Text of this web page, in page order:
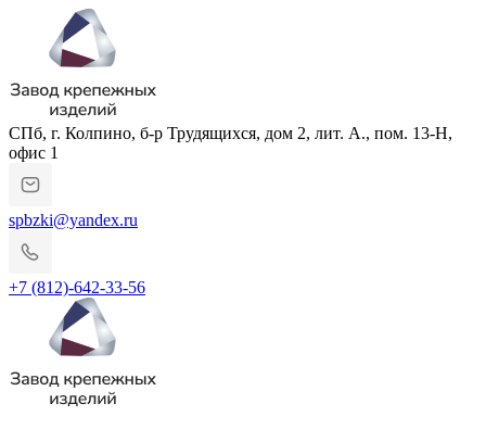
СПб, г. Колпино, б-р Трудящихся, дом 2, лит. А., пом. 13-Н,
офис 1
spbzki@yandex.ru
+7 (812)-642-33-56